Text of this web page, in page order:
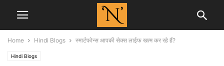
Home Hindi Blogs स्मार्टफोन्स आपकी सेक्स लाईफ खत्म कर रहे हैं?
Hindi Blogs